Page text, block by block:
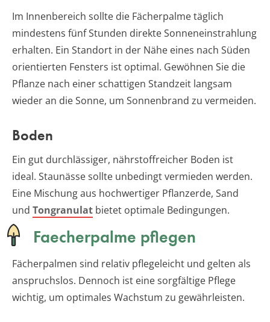
Im Innenbereich sollte die Fächerpalme täglich
mindestens fünf Stunden direkte Sonneneinstrahlung
erhalten. Ein Standort in der Nähe eines nach Süden
orientierten Fensters ist optimal. Gewöhnen Sie die
Pflanze nach einer schattigen Standzeit langsam
wieder an die Sonne, um Sonnenbrand zu vermeiden.
Boden
Ein gut durchlässiger, nährstoffreicher Boden ist
ideal. Staunässe sollte unbedingt vermieden werden.
Eine Mischung aus hochwertiger Pflanzerde, Sand
und Tongranulat bietet optimale Bedingungen.
Faecherpalme pflegen
Fächerpalmen sind relativ pflegeleicht und gelten als
anspruchslos. Dennoch ist eine sorgfältige Pflege
wichtig, um optimales Wachstum zu gewährleisten.